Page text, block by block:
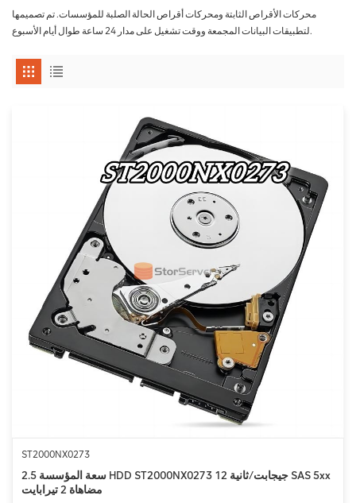
محركات الأقراص الثابتة ومحركات أقراص الحالة الصلبة للمؤسسات. تم تصميمها
لتطبيقات البيانات المجمعة ووقت تشغيل على مدار 24 ساعة طوال أيام الأسبوع.
ST2000NX0273
سعة المؤسسة 2.5 HDD ST2000NX0273 12 جيجابت/ثانية SAS 5xx
مضاهاة 2 تيرابايت